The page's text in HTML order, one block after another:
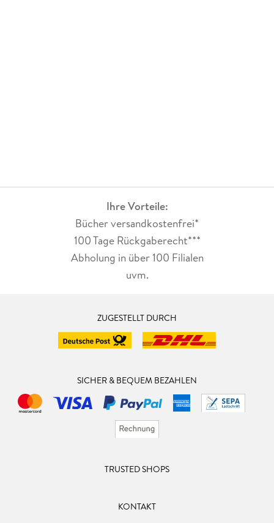
Ihre Vorteile:
Bücher versandkostenfrei*
100 Tage Rückgaberecht***
Abholung in über 100 Filialen
uvm.
ZUGESTELLT DURCH
SICHER & BEQUEM BEZAHLEN
TRUSTED SHOPS
KONTAKT